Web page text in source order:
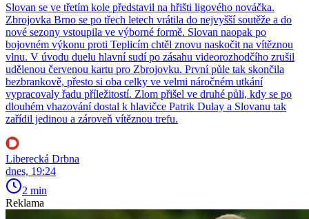
Slovan se ve třetím kole představil na hřišti ligového nováčka.
Zbrojovka Brno se po třech letech vrátila do nejvyšší soutěže a do
nové sezony vstoupila ve výborné formě. Slovan naopak po
bojovném výkonu proti Teplicím chtěl znovu naskočit na vítěznou
vlnu. V úvodu duelu hlavní sudí po zásahu videorozhodčího zrušil
udělenou červenou kartu pro Zbrojovku. První půle tak skončila
bezbrankově, přesto si oba celky ve velmi náročném utkání
vypracovaly řadu příležitostí. Zlom přišel ve druhé půli, kdy se po
dlouhém vhazování dostal k hlavičce Patrik Dulay a Slovanu tak
zařídil jedinou a zároveň vítěznou trefu.
Liberecká Drbna
dnes, 19:24
2 min
Reklama